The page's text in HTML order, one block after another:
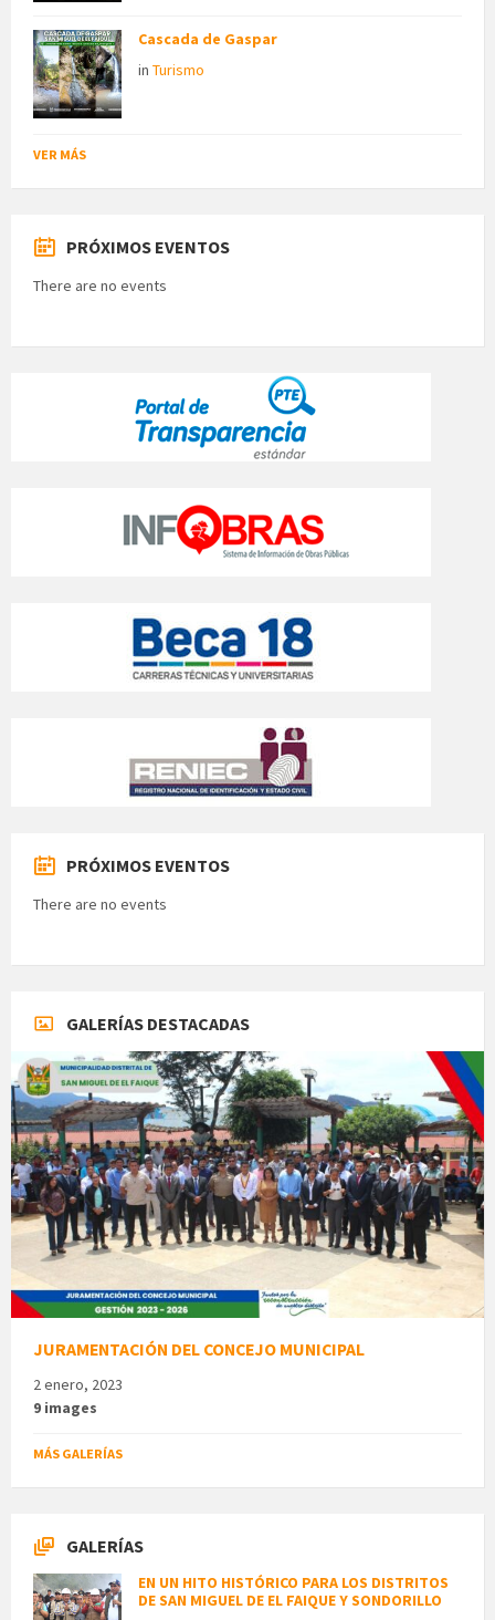
Cascada de Gaspar
in Turismo
VER MÁS
PRÓXIMOS EVENTOS
There are no events
PRÓXIMOS EVENTOS
There are no events
GALERÍAS DESTACADAS
JURAMENTACIÓN DEL CONCEJO MUNICIPAL
2 enero, 2023
9 images
MÁS GALERÍAS
GALERÍAS
EN UN HITO HISTÓRICO PARA LOS DISTRITOS
DE SAN MIGUEL DE EL FAIQUE Y SONDORILLO